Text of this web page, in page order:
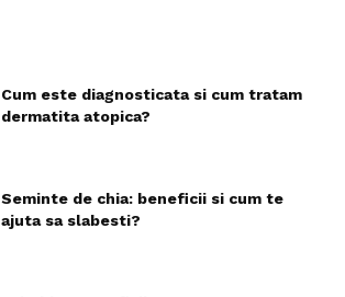
Cum este diagnosticata si cum tratam
dermatita atopica?
Seminte de chia: beneficii si cum te
ajuta sa slabesti?